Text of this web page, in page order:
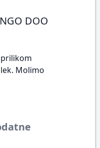
DOO
Molimo